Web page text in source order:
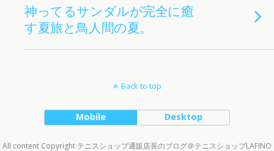
神ってるサンダルが完全に癒
す夏旅と鳥人間の夏。
Back to top
Mobile Desktop
All content Copyright テニスショップ通販店長のブログ＠テニスショップLAFINO